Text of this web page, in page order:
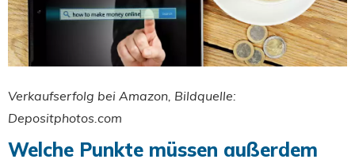
Verkaufserfolg bei Amazon, Bildquelle:
Depositphotos.com
Welche Punkte müssen außerdem